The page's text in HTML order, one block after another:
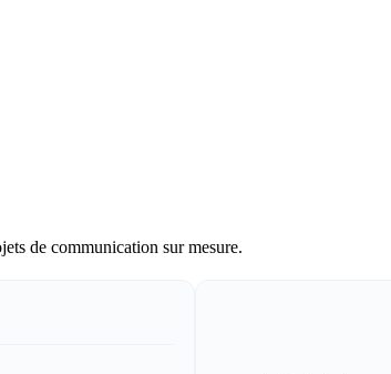
de communication sur mesure.